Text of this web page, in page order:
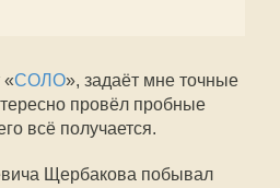
«СОЛО», задаёт мне точные
провёл пробные
всё получается.
Щербакова побывал